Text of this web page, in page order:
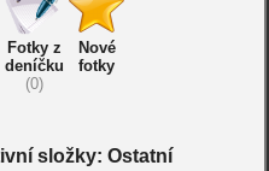
Fotky z
deníčku
(0)
Nové
fotky
složky: Ostatní